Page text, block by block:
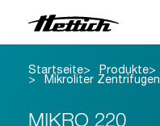
Produkte
Anwendungen
Startseite Produkte
Mikroliter Zentrifugen
MIKRO 220